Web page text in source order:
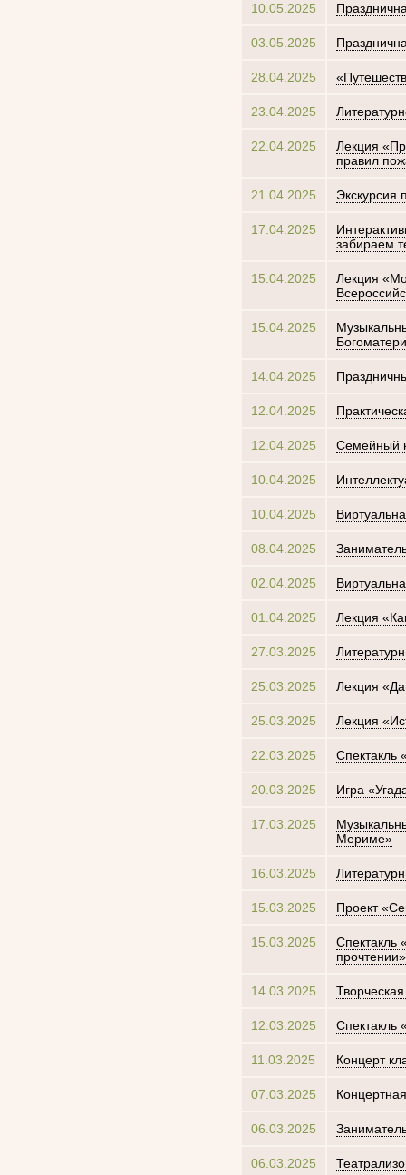
10.05.2025
03.05.2025
28.04.2025
23.04.2025
22.04.2025
Лекция
правил
21.04.2025 Экскурсия
17.04.2025
забираем
15.04.2025
Лекция
15.04.2025
14.04.2025
12.04.2025
12.04.2025 Семейный
10.04.2025
10.04.2025
08.04.2025
02.04.2025
01.04.2025 Лекция
27.03.2025
25.03.2025 Лекция
25.03.2025 Лекция
22.03.2025 Спектакль
20.03.2025 Игра
17.03.2025
Мериме»
16.03.2025
15.03.2025 Проект
15.03.2025
Спектакль
прочтении»
14.03.2025
12.03.2025 Спектакль
11.03.2025 Концерт
07.03.2025
06.03.2025
06.03.2025